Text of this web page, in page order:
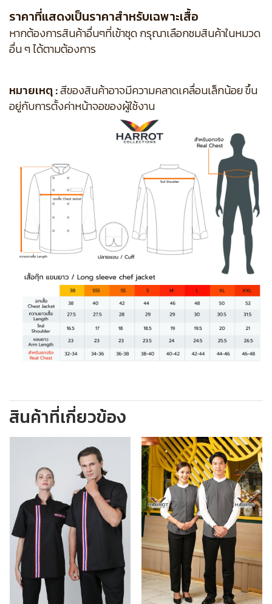
ราคาที่แสดงเป็นราคาสำหรับเฉพาะเสื้อ
หากต้องการสินค้าอื่นๆที่เข้าชุด กรุณาเลือกชมสินค้าในหมวด
อื่น ๆ ได้ตามต้องการ
หมายเหตุ :สีของสินค้าอาจมีความคลาดเคลื่อนเล็กน้อย ขึ้น
อยู่กับการตั้งค่าหน้าจอของผู้ใช้งาน
สินค้าที่เกี่ยวข้อง